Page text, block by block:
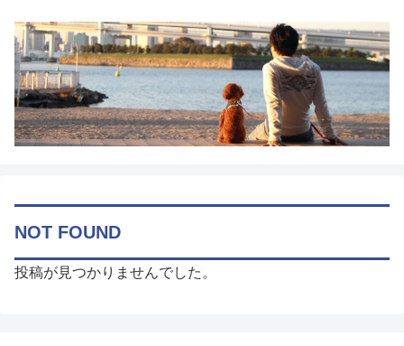
NOT FOUND
投稿が見つかりませんでした。